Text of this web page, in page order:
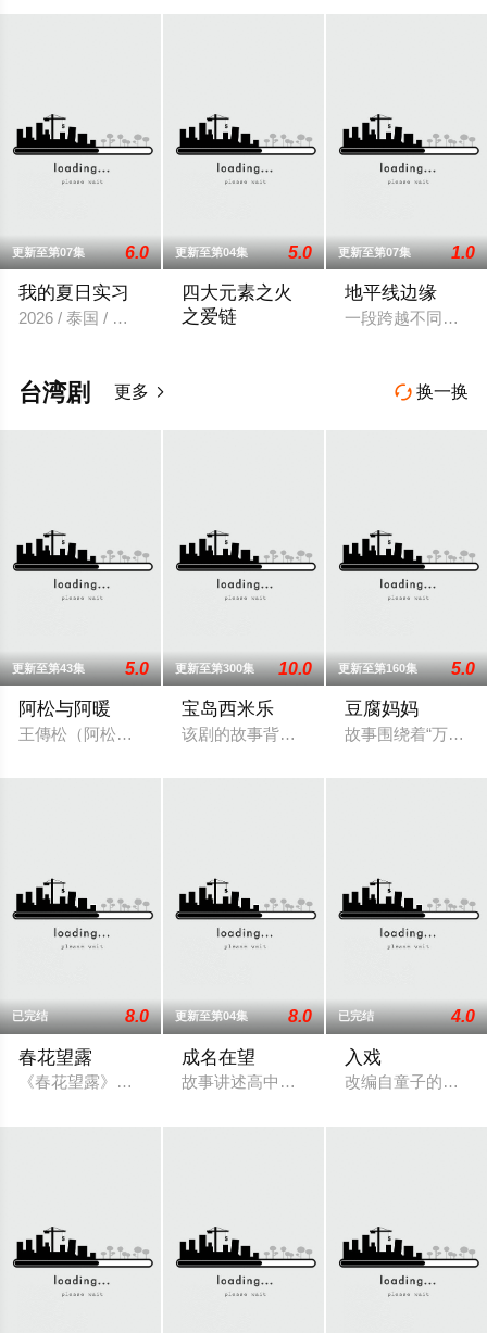
更新至第07集 6.0
我的夏日实习
2026 / 泰国 / 泰国
更新至第04集 5.0
四大元素之火
之爱链
更新至第07集 1.0
地平线边缘
一段跨越不同阶层
 换一换
台湾剧 更多 
更新至第43集 5.0
阿松与阿暖
王傳松（阿松）/ 柯叔元 飾演「他一輩子守著傳統，卻在遇見她
更新至第300集 10.0
宝岛西米乐
该剧的故事背景在五、六○年代，是以“女
更新至第160集 5.0
豆腐妈妈
故事围绕着“万家”
已完结 8.0
春花望露
《春花望露》为台湾民视制播的八点档连续剧。此剧以1950至
更新至第04集 8.0
成名在望
故事讲述高中好友陈志伟（李国毅 饰）
已完结 4.0
入戏
改编自童子的小说